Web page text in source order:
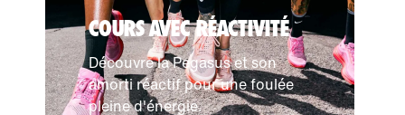
COURS AVEC RÉACTIVITÉ
Découvre la Pegasus et son
amorti réactif pour une foulée
pleine d'énergie.